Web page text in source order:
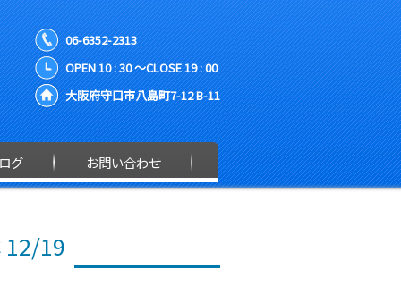
06-6352-2313
OPEN 10 : 30 ～CLOSE 19 : 00
大阪府守口市八島町7-12 B-11
グ お問い合わせ
12/19